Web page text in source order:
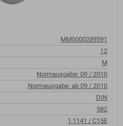
MM0000289591
12
M
Normausgabe: 09 / 2010
Normausgabe: ab 09 / 2010
DIN
582
1.1141 / C15E